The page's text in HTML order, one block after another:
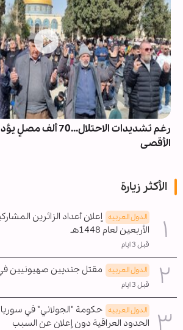
رغم تشديدات
الأقصى
الأكثر زيارة
الدول العربیه إعلان أعداد الزائرين
الأربعين لعام 1448هـ
قبل 3 ايام
الدول العربیه مقتل جنديين صهيونيين في
قبل 3 ايام
الدول العربیه حكومة "الجولاني" في
الحدود العراقية دون إعلان عن السبب